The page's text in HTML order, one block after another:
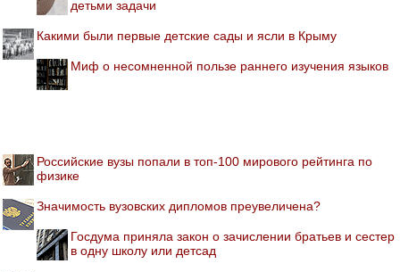
детьми задачи
Какими были первые детские сады и ясли в Крыму
Миф о несомненной пользе раннего изучения языков
Российские вузы попали в топ-100 мирового рейтинга по
физике
Значимость вузовских дипломов преувеличена?
Госдума приняла закон о зачислении братьев и сестер
в одну школу или детсад